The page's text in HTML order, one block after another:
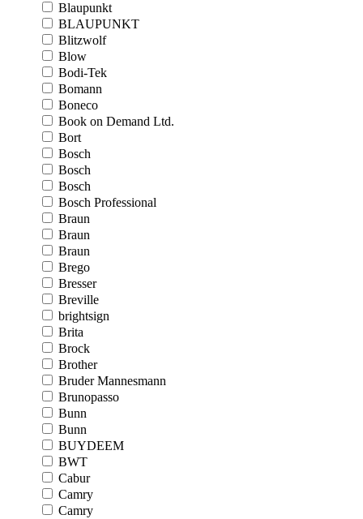
Blaupunkt
BLAUPUNKT
Blitzwolf
Blow
Bodi-Tek
Bomann
Boneco
Book on Demand Ltd.
Bort
Bosch
Bosch
Bosch
Bosch Professional
Braun
Braun
Braun
Brego
Bresser
Breville
brightsign
Brita
Brock
Brother
Bruder Mannesmann
Brunopasso
Bunn
Bunn
BUYDEEM
BWT
Cabur
Camry
Camry